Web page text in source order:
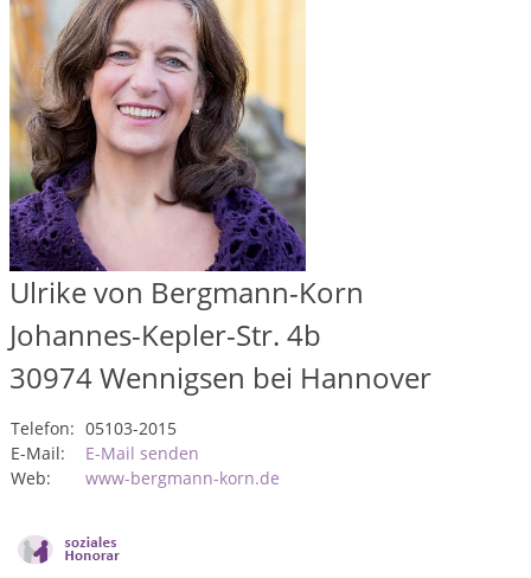
Ulrike von Bergmann-Korn
Johannes-Kepler-Str. 4b
30974Wennigsen bei Hannover
Telefon: 05103-2015
E-Mail:
E-Mail senden
Web:
www-bergmann-korn.de